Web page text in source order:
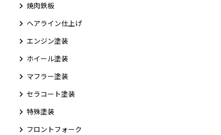
焼肉鉄板
ヘアライン仕上げ
エンジン塗装
ホイール塗装
マフラー塗装
セラコート塗装
特殊塗装
フロントフォーク